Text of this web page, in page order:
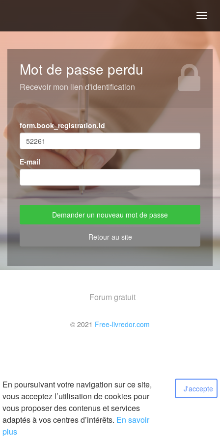
En poursuivant votre navigation sur ce site,
vous acceptez l’utilisation de cookies pour
vous proposer des contenus et services
adaptés à vos centres d’intérêts. En savoir
plus
J'accepte
Mot de passe perdu
Recevoir mon lien d'identification
form.book_registration.id
E-mail
Retour au site
Forum gratuit
© 2021 Free-livredor.com